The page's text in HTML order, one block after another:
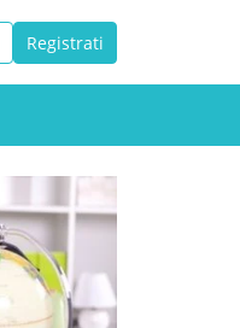
Registrati